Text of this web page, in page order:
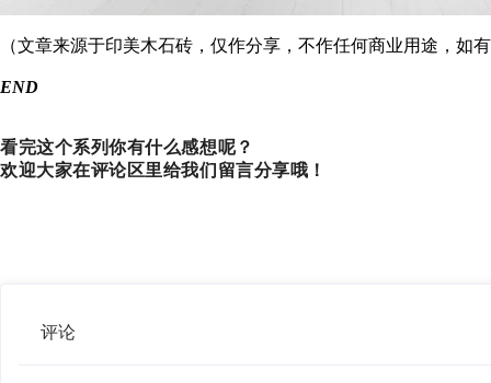
（文章来源于印美木石砖，仅作分享，不作任何商业用途，如
END
看完这个系列你有什么感想呢？
欢迎大家在评论区里给我们留言分享哦！
评论